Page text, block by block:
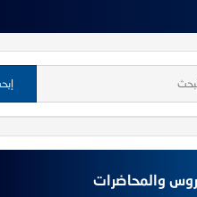
والمحاضرات